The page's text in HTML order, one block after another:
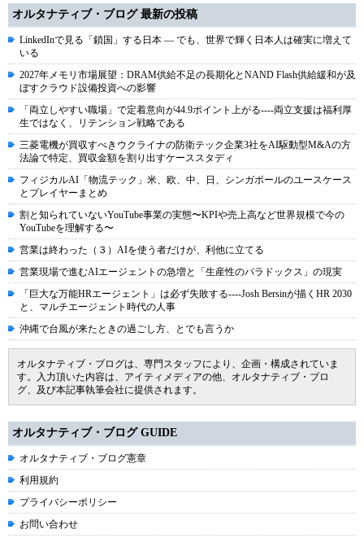
オルタナティブ・ブログ 最新の投稿
LinkedInで見る「鎖国」する日本 ― でも、世界で輝く日本人は確実に増えて
いる
2027年メモリ市場展望：DRAM供給不足の長期化とNAND Flash供給緩和が及
ぼすクラウド設備投資への影響
「両立しやすい職場」で定着意向が44.9ポイント上がる----両立支援は福利厚
生ではなく、リテンション戦略である
三菱電機が買収すべきウクライナの防衛テック企業3社をAI駆動型M&Aの方
法論で特定、買収金額を割り出すケーススタディ
フィジカルAI「物流テック」米、欧、中、日、シンガポールのユースケース
とプレイヤーまとめ
割と知られていないYouTube事業の実態〜KPIや売上高など世界規模で今の
YouTubeを理解する〜
営業は終わった（３）AIを使う者だけが、利他に立てる
営業現場で進むAIエージェントの急増と「生産性のパラドックス」の現実
「巨大な万能HRエージェント」は必ず失敗する----Josh Bersinが描くHR 2030
と、マルチエージェント時代の人事
沖縄で台風が来たときの過ごし方、とでも言うか
オルタナティブ・ブログは、専門スタッフにより、企画・構成されていま
す。入力頂いた内容は、アイティメディアの他、オルタナティブ・ブロ
グ、及び本記事執筆会社に提供されます。
オルタナティブ・ブログ GUIDE
オルタナティブ・ブログ憲章
利用規約
プライバシーポリシー
お問い合わせ